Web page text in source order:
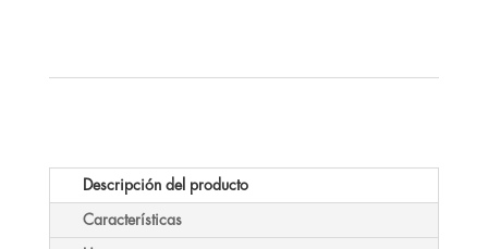
Descripción del producto
Características